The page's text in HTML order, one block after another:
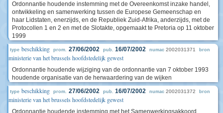
Ordonnantie houdende instemming met de Overeenkomst inzake handel,
ontwikkeling en samenwerking tussen de Europese Gemeenschap en
haar Lidstaten, enerzijds, en de Republiek Zuid-Afrika, anderzijds, met de
Protocollen 1 en 2 en met de Slotakte, opgemaakt te Pretoria op 11 oktober
1999
type beschikking prom. 27/06/2002 pub. 16/07/2002 numac 2002031371 bron
ministerie van het brussels hoofdstedelijk gewest
Ordonnantie houdende wijziging van de ordonnantie van 7 oktober 1993
houdende organisatie van de herwaardering van de wijken
type beschikking prom. 27/06/2002 pub. 16/07/2002 numac 2002031372 bron
ministerie van het brussels hoofdstedelijk gewest
Ordonnantie houdende instemming met het Samenwerkingsakkoord